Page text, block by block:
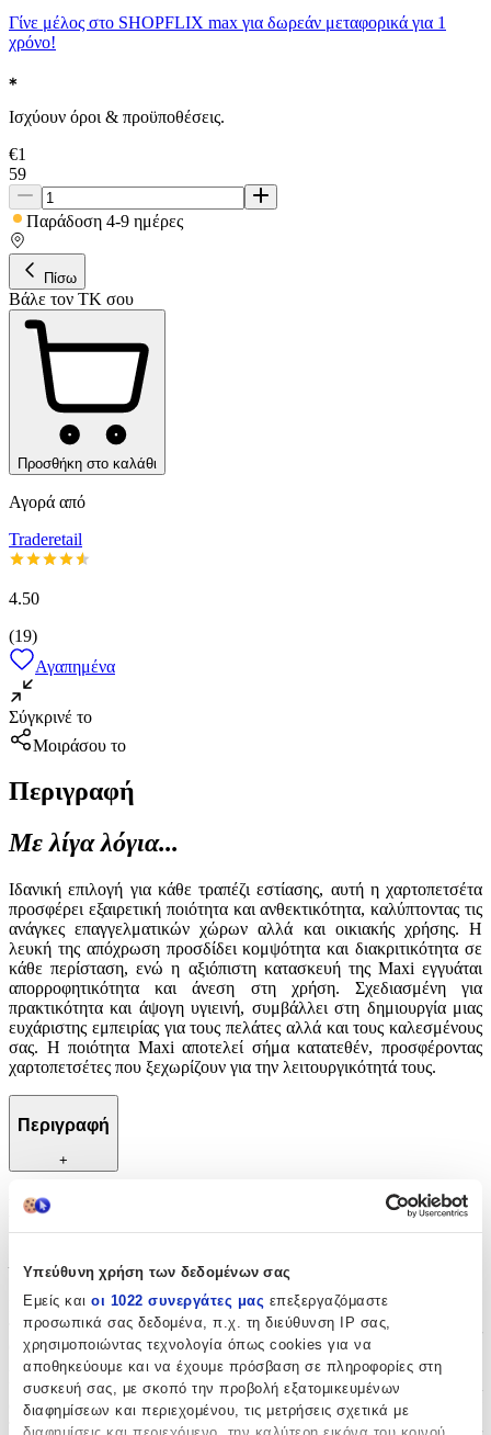
Υπεύθυνη χρήση των δεδομένων σας
Εμείς και οι 1022 συνεργάτες μας επεξεργαζόμαστε
προσωπικά σας δεδομένα, π.χ. τη διεύθυνση IP σας,
χρησιμοποιώντας τεχνολογία όπως cookies για να
αποθηκεύουμε και να έχουμε πρόσβαση σε πληροφορίες στη
συσκευή σας, με σκοπό την προβολή εξατομικευμένων
διαφημίσεων και περιεχομένου, τις μετρήσεις σχετικά με
Γίνε μέλος στο SHOPFLIX max για δωρεάν μεταφορικά για 1
χρόνο!
Ισχύουν όροι & προϋποθέσεις.
€1
59
Παράδοση 4-9 ημέρες
Πίσω
Βάλε τον ΤΚ σου
Προσθήκη στο καλάθι
Αγορά από
Traderetail
4.50
(19)
Αγαπημένα
Σύγκρινέ το
Μοιράσου το
Περιγραφή
Με λίγα λόγια...
Ιδανική επιλογή για κάθε τραπέζι εστίασης, αυτή η χαρτοπετσέτα
προσφέρει εξαιρετική ποιότητα και ανθεκτικότητα, καλύπτοντας τις
ανάγκες επαγγελματικών χώρων αλλά και οικιακής χρήσης. Η
λευκή της απόχρωση προσδίδει κομψότητα και διακριτικότητα σε
κάθε περίσταση, ενώ η αξιόπιστη κατασκευή της Maxi εγγυάται
απορροφητικότητα και άνεση στη χρήση. Σχεδιασμένη για
πρακτικότητα και άψογη υγιεινή, συμβάλλει στη δημιουργία μιας
ευχάριστης εμπειρίας για τους πελάτες αλλά και τους καλεσμένους
σας. Η ποιότητα Maxi αποτελεί σήμα κατατεθέν, προσφέροντας
χαρτοπετσέτες που ξεχωρίζουν για την λειτουργικότητά τους.
Περιγραφή
+
Περιγραφή
Με λίγα λόγια...
Ιδανική επιλογή για κάθε τραπέζι εστίασης, αυτή η χαρτοπετσέτα
προσφέρει εξαιρετική ποιότητα και ανθεκτικότητα, καλύπτοντας τις
ανάγκες επαγγελματικών χώρων αλλά και οικιακής χρήσης. Η
λευκή της απόχρωση προσδίδει κομψότητα και διακριτικότητα σε
κάθε περίσταση, ενώ η αξιόπιστη κατασκευή της Maxi εγγυάται
απορροφητικότητα και άνεση στη χρήση. Σχεδιασμένη για
πρακτικότητα και άψογη υγιεινή, συμβάλλει στη δημιουργία μιας